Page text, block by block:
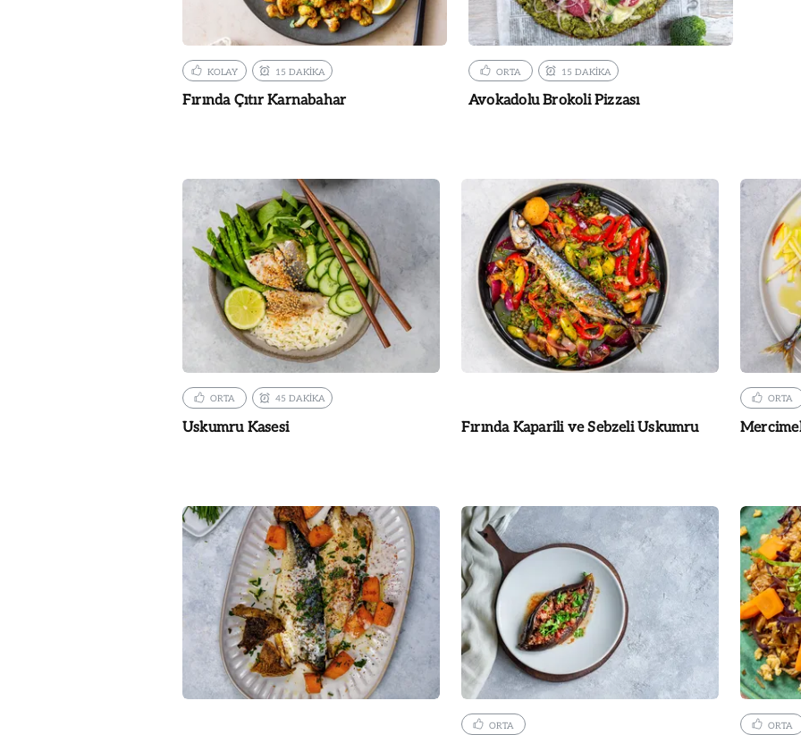
KOLAY 15 DAKİKA
Fırında Çıtır Karnabahar
ORTA 15 DAKİKA
Avokadolu Brokoli Pizzası
ORTA 45 DAKİKA
Uskumru Kasesi Fırında Kaparili ve Sebzeli Uskumru
ORTA
ORTA ORTA